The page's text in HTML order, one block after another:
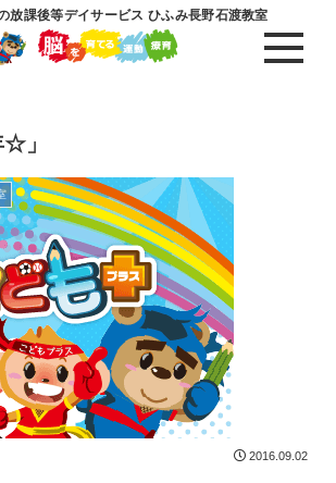
放課後等デイサービス ひふみ長野石渡教室
」
2016.09.02